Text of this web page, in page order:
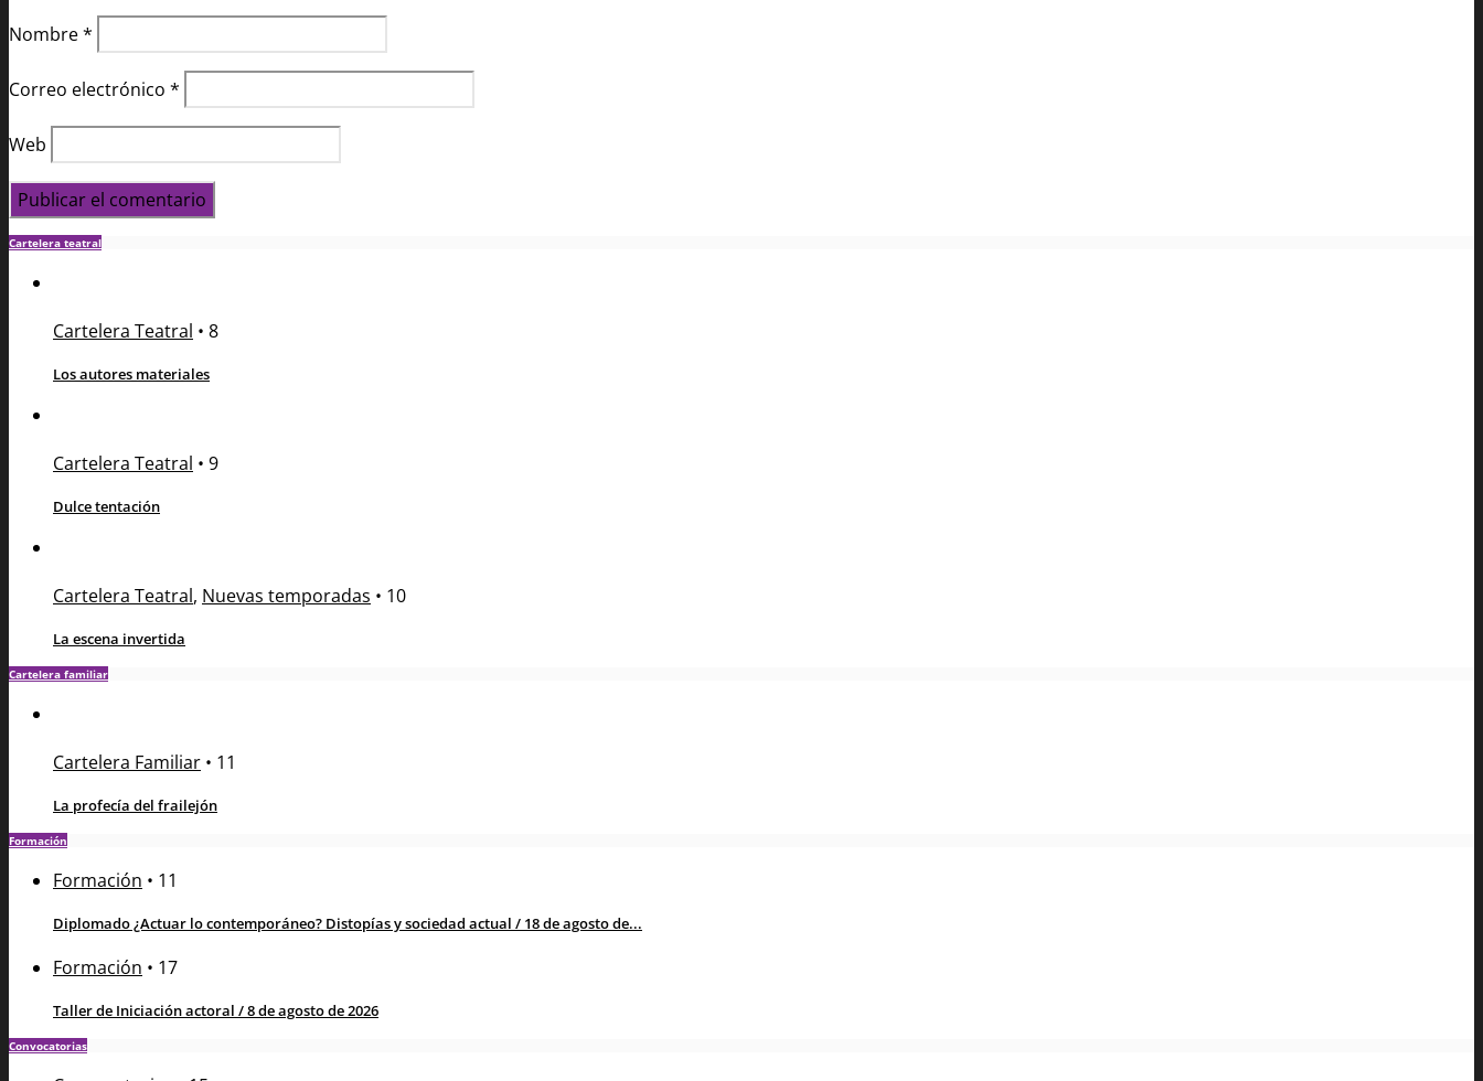
Nombre*
Correo electrónico *
Web
Cartelera teatral
Cartelera Teatral • 8
Los autores materiales
Cartelera Teatral • 9
Dulce tentación
Cartelera Teatral, Nuevas temporadas • 10
La escena invertida
Cartelera familiar
Cartelera Familiar • 11
La profecía del frailejón
Formación
Formación • 11
Diplomado ¿Actuar lo contemporáneo? Distopías y sociedad actual / 18 de agosto de...
Formación • 17
Taller de Iniciación actoral / 8 de agosto de 2026
Convocatorias